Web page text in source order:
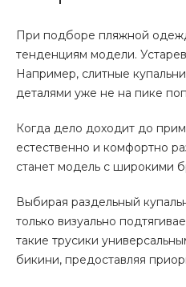
При подборе пляжной
тенденциям модели.
Например, слитные
деталями уже не на пике
Когда дело доходит до
естественно и комфортно
станет модель с широкими
Выбирая раздельный
только визуально
такие трусики
бикини, предоставляя